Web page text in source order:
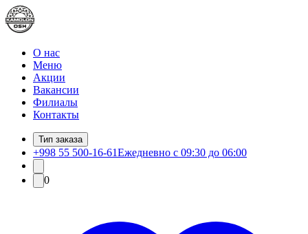
О нас
Меню
Акции
Вакансии
Филиалы
Контакты
Тип заказа
+998 55 500-16-61Ежедневно с 09:30 до 06:00
0